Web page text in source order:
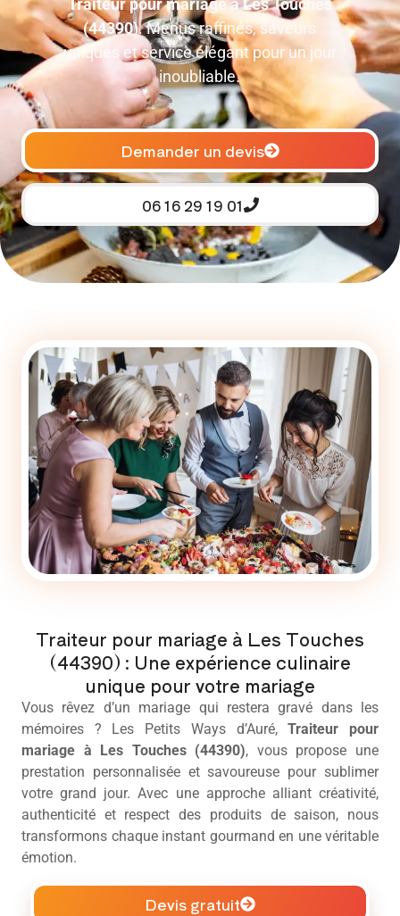
Traiteur pour mariage à Les Touches
(44390). Menus raffinés, saveurs
uniques et service élégant pour un jour
inoubliable.
Demander un devis
06 16 29 19 01
Traiteur pour mariage à Les Touches
(44390) : Une expérience culinaire
unique pour votre mariage
Vous rêvez d’un mariage qui restera gravé dans les
mémoires ? Les Petits Ways d’Auré,Traiteur pour
mariage à Les Touches (44390), vous propose une
prestation personnalisée et savoureuse pour sublimer
votre grand jour. Avec une approche alliant créativité,
authenticité et respect des produits de saison, nous
transformons chaque instant gourmand en une véritable
émotion.
Devis gratuit